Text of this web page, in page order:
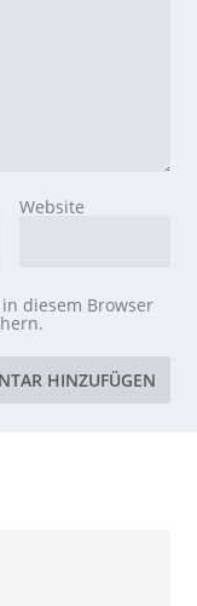
Website
diesem Browser